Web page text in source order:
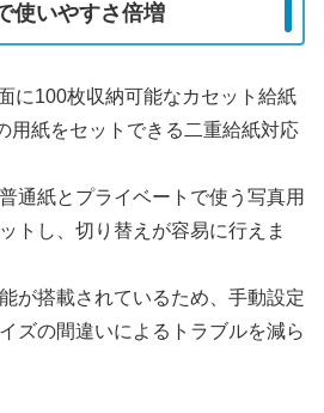
使いやすさ倍増
に100枚収納可能なカセット給紙
用紙をセットできる二重給紙対応
通紙とプライベートで使う写真用
トし、切り替えが容易に行えま
が搭載されているため、手動設定
ズの間違いによるトラブルを減ら